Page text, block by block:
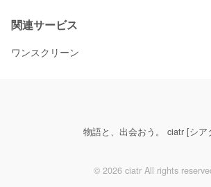
関連サービス
ワンスクリーン
物語と、出会おう。 ciatr [シア
© 2026 ciatr All rights